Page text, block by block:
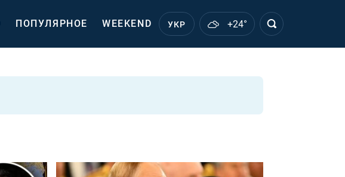
ПОПУЛЯРНОЕ WEEKEND УКР +24°